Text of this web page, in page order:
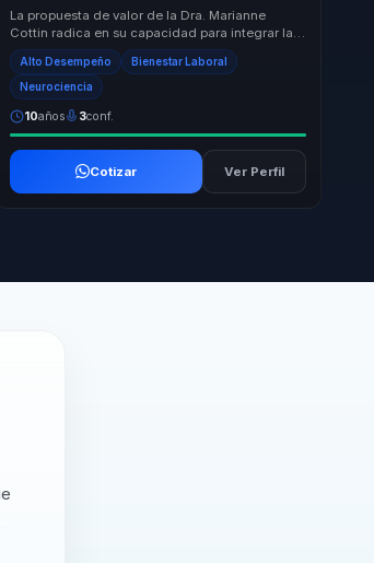
La propuesta de valor de la Dra. Marianne
Cottin radica en su capacidad para integrar la
ciencia de vanguardia con un enfoque humano
y em...
Alto Desempeño Bienestar Laboral
Neurociencia
10años 3conf.
Cotizar Ver Perfil